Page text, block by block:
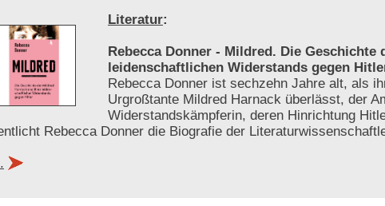
Literatur:
Rebecca Donner - Mildred. Die
leidenschaftlichen Widerstands gegen
Rebecca Donner ist sechzehn Jahre alt, als
Urgroßtante Mildred Harnack überlässt, der
Widerstandskämpferin, deren Hinrichtung
Rebecca Donner die Biografie der